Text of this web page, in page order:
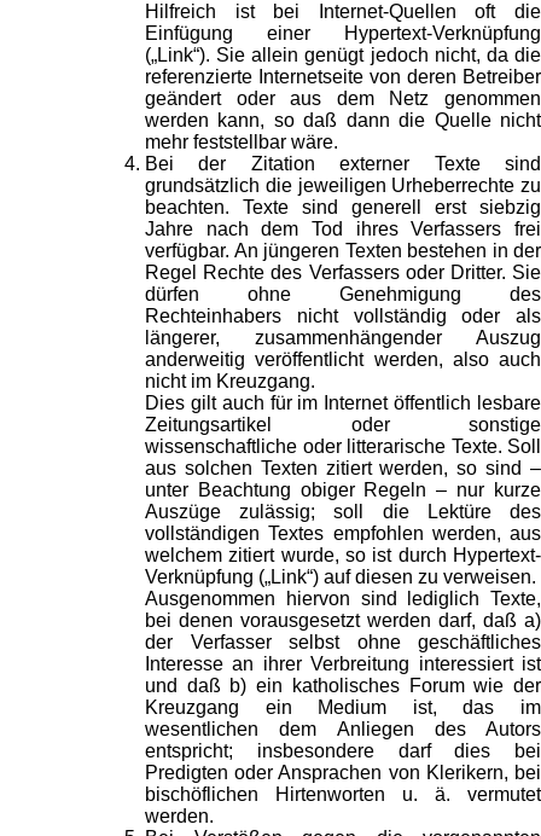
Hilfreich ist bei Internet-Quellen oft die
Einfügung einer Hypertext-Verknüpfung
(„Link“). Sie allein genügt jedoch nicht, da die
referenzierte Internetseite von deren Betreiber
geändert oder aus dem Netz genommen
werden kann, so daß dann die Quelle nicht
mehr feststellbar wäre.
Bei der Zitation externer Texte sind
grundsätzlich die jeweiligen Urheberrechte zu
beachten. Texte sind generell erst siebzig
Jahre nach dem Tod ihres Verfassers frei
verfügbar. An jüngeren Texten bestehen in der
Regel Rechte des Verfassers oder Dritter. Sie
dürfen ohne Genehmigung des
Rechteinhabers nicht vollständig oder als
längerer, zusammenhängender Auszug
anderweitig veröffentlicht werden, also auch
nicht im Kreuzgang.
Dies gilt auch für im Internet öffentlich lesbare
Zeitungsartikel oder sonstige
wissenschaftliche oder litterarische Texte. Soll
aus solchen Texten zitiert werden, so sind –
unter Beachtung obiger Regeln – nur kurze
Auszüge zulässig; soll die Lektüre des
vollständigen Textes empfohlen werden, aus
welchem zitiert wurde, so ist durch Hypertext-
Verknüpfung („Link“) auf diesen zu verweisen.
Ausgenommen hiervon sind lediglich Texte,
bei denen vorausgesetzt werden darf, daß a)
der Verfasser selbst ohne geschäftliches
Interesse an ihrer Verbreitung interessiert ist
und daß b) ein katholisches Forum wie der
Kreuzgang ein Medium ist, das im
wesentlichen dem Anliegen des Autors
entspricht; insbesondere darf dies bei
Predigten oder Ansprachen von Klerikern, bei
bischöflichen Hirtenworten u. ä. vermutet
werden.